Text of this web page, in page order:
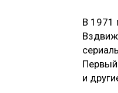
В 1971
и